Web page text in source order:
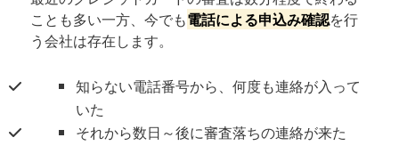
ことも多い一方、今でも電話による申込み確認を行
う会社は存在します。
知らない電話番号から、何度も連絡が入って
いた
それから数日～後に審査落ちの連絡が来た